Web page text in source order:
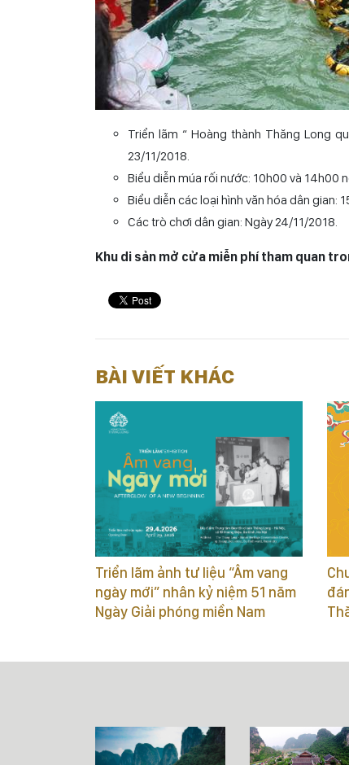
Triển lãm “ Hoàng thành Thăng Long
23/11/2018.
Biểu diễn múa rối nước: 10h00 và 14h00
Biểu diễn các loại hình văn hóa dân
Các trò chơi dân gian: Ngày 24/11/2018.
Khu di sản mở cửa miễn phí tham quan
BÀI VIẾT KHÁC
Triển lãm ảnh tư liệu “Âm vang
ngày mới” nhân kỷ niệm 51 năm
Ngày Giải phóng miền Nam